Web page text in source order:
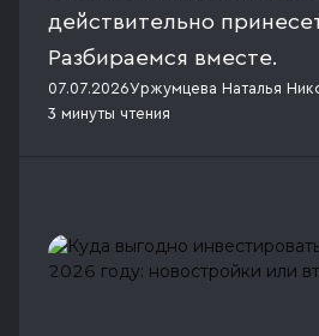
действительно
Разбираемся вместе.
07.07.2026Уржумцева Наталья
3 минуты чтения